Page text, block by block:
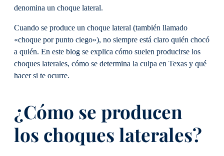
denomina un choque lateral.
Cuando se produce un choque lateral (también llamado
«choque por punto ciego»), no siempre está claro quién chocó
a quién. En este blog se explica cómo suelen producirse los
choques laterales, cómo se determina la culpa en Texas y qué
hacer si te ocurre.
¿Cómo se producen
los choques laterales?